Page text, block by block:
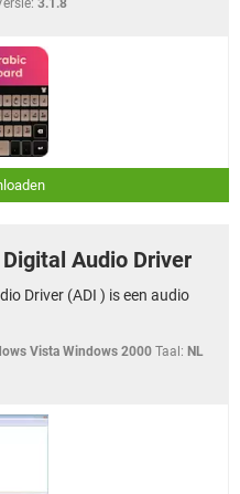
3.1.8
Audio Driver
Driver (ADI ) is een audio
Vista Windows 2000 Taal: NL